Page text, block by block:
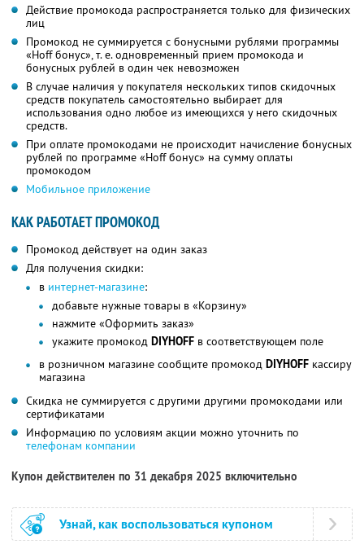
Действие промокода распространяется только для физических
лиц
Промокод не суммируется с бонусными рублями программы
«Hoff бонус», т. е. одновременный прием промокода и
бонусных рублей в один чек невозможен
В случае наличия у покупателя нескольких типов скидочных
средств покупатель самостоятельно выбирает для
использования одно любое из имеющихся у него скидочных
средств.
При оплате промокодами не происходит начисление бонусных
рублей по программе «Hoff бонус» на сумму оплаты
промокодом
Мобильное приложение
КАК РАБОТАЕТ ПРОМОКОД
Промокод действует на один заказ
Для получения скидки:
в интернет-магазине:
добавьте нужные товары в «Корзину»
нажмите «Оформить заказ»
укажите промокод DIYHOFF в соответствующем поле
в розничном магазине сообщите промокод DIYHOFF кассиру
магазина
Скидка не суммируется с другими другими промокодами или
сертификатами
Информацию по условиям акции можно уточнить по
телефонам компании
Купон действителен по 31 декабря 2025 включительно
Узнай, как воспользоваться купоном